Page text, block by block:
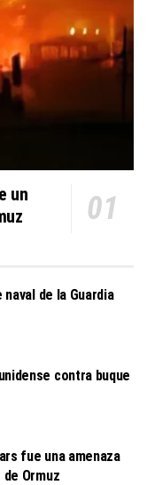
un
de la Guardia
contra buque
fue una amenaza
Ormuz